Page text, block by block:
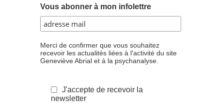
Vous abonner à mon infolettre
Merci de confirmer que vous souhaitez
recevoir les actualités liées à l'activité du site
Geneviève Abrial et à la psychanalyse.
J'accepte de recevoir la
newsletter